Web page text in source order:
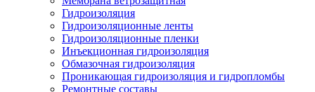
Гидроизоляция
Гидроизоляционные ленты
Гидроизоляционные пленки
Инъекционная гидроизоляция
Обмазочная гидроизоляция
Проникающая гидроизоляция и гидропломбы
Ремонтные составы